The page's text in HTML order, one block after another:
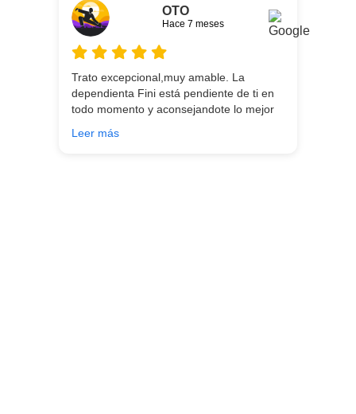
OTO
Hace 7 meses
Trato excepcional,muy amable. La
dependienta Fini está pendiente de ti en
todo momento y aconsejandote lo mejor
buscando!!
Leer más